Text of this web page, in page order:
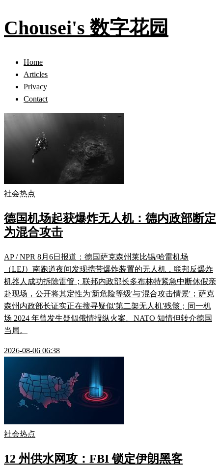
Chousei's 数字花园
Home
Articles
Privacy
Contact
社会热点
德国机场起获爆炸无人机：德内政部断定
为混合攻击
AP / NPR 8月6日报道：德国萨克森州莱比锡/哈雷机场
（LEJ）南跑道夜间发现携带爆炸装置的无人机，联邦反爆炸
机器人成功拆除雷管；联邦内政部长多布林特紧急中断休假亲
赴现场，公开将其定性为'新危险等级'与'混合攻击情景'；萨克
森州内政部长证实正在搜寻疑似'第二架无人机'残骸；同一机
场 2024 年曾发生疑似俄情报纵火案。NATO 知情但转介德国
当局。
2026-08-06 06:38
社会热点
12 州供水网攻：FBI 锁定伊朗黑客